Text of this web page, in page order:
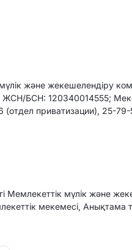
және жекешелендіру
ЖСН/БСН: 120340014555;
приватизации), 25-
мүлік және
мекемесі, Анықтама